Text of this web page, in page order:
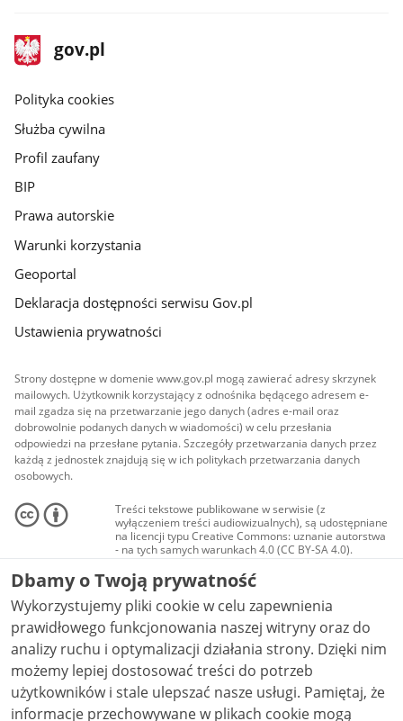
stopka
gov.pl
Strona
gov.pl
gov.pl
Polityka cookies
Służba cywilna
Profil zaufany
BIP
Prawa autorskie
Warunki korzystania
Geoportal
Deklaracja dostępności serwisu Gov.pl
Ustawienia prywatności
Strony dostępne w domenie www.gov.pl mogą zawierać adresy skrzynek
mailowych. Użytkownik korzystający z odnośnika będącego adresem e-
mail zgadza się na przetwarzanie jego danych (adres e-mail oraz
dobrowolnie podanych danych w wiadomości) w celu przesłania
odpowiedzi na przesłane pytania. Szczegóły przetwarzania danych przez
każdą z jednostek znajdują się w ich politykach przetwarzania danych
osobowych.
Treści tekstowe publikowane w serwisie (z
wyłączeniem treści audiowizualnych), są udostępniane
na licencji typu Creative Commons: uznanie autorstwa
- na tych samych warunkach 4.0 (CC BY-SA 4.0).
Materiały audiowizualne, w tym zdjęcia, materiały
audio i wideo, są udostępniane na licencji typu
Creative Commons: uznanie autorstwa użycie
niekomercyjne - bez utworów zależnych 4.0 (CC BY-
NC-ND 4.0), o ile nie jest to stwierdzone inaczej.
Dbamy o Twoją prywatność
Wykorzystujemy pliki cookie w celu zapewnienia
prawidłowego funkcjonowania naszej witryny oraz do
analizy ruchu i optymalizacji działania strony. Dzięki nim
możemy lepiej dostosować treści do potrzeb
użytkowników i stale ulepszać nasze usługi. Pamiętaj, że
informacje przechowywane w plikach cookie mogą